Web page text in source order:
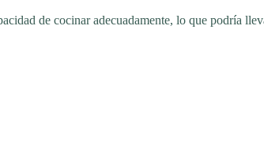
de cocinar adecuadamente, lo que podría